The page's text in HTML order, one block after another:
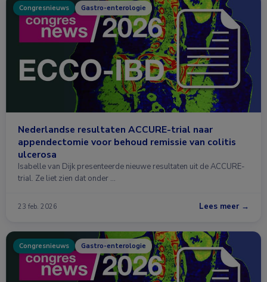
Congresnieuws Gastro-enterologie
Nederlandse resultaten ACCURE-trial naar
appendectomie voor behoud remissie van colitis
ulcerosa
Isabelle van Dijk presenteerde nieuwe resultaten uit de ACCURE-
trial. Ze liet zien dat onder …
23 feb. 2026 Lees meer →
Congresnieuws Gastro-enterologie